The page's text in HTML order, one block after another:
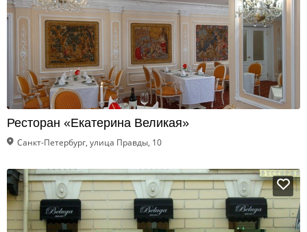
Ресторан «Екатерина Великая»
Санкт-Петербург, улица Правды, 10